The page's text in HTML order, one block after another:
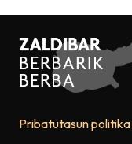
Pribatutasun politika